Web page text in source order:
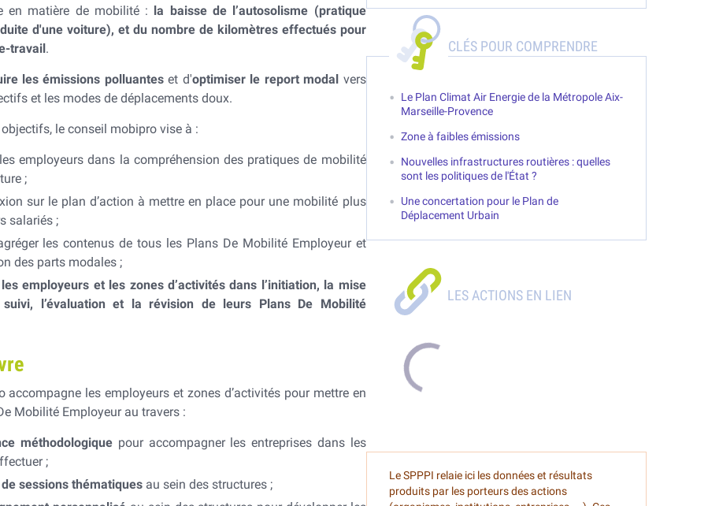
en matière de mobilité : la baisse de l’autosolisme (pratique
d'une voiture), et du nombre de kilomètres effectués pour
travail.
les émissions polluanteset d'optimiser le report modal vers
et les modes de déplacements doux.
le conseil mobipro vise à :
employeurs dans la compréhension des pratiques de mobilité
;
sur le plan d’action à mettre en place pour une mobilité plus
salariés ;
les contenus de tous les Plans De Mobilité Employeur et
des parts modales ;
employeurs et les zones d’activités dans l’initiation, la mise
l’évaluation et la révision de leurs Plans De Mobilité
accompagne les employeurs et zones d’activités pour mettre en
Mobilité Employeur au travers :
méthodologique pour accompagner les entreprises dans les
;
sessions thématiquesau sein des structures ;
CLÉS POUR COMPRENDRE
Le Plan Climat Air Energie de la Métropole Aix-
Marseille-Provence
Zone à faibles émissions
Nouvelles infrastructures routières : quelles
sont les politiques de l'État ?
Une concertation pour le Plan de
Déplacement Urbain
Le SPPPI relaie ici les données et résultats
produits par les porteurs des actions